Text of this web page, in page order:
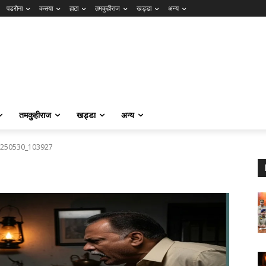
पडरौना कसया हाटा तमकुहीराज खड्डा अन्य
तमकुहीराज खड्डा अन्य